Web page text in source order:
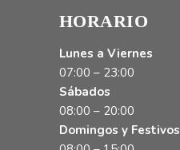
HORARIO
Lunes a Viernes
07:00 – 23:00
Sábados
08:00 – 20:00
Domingos y Festivos